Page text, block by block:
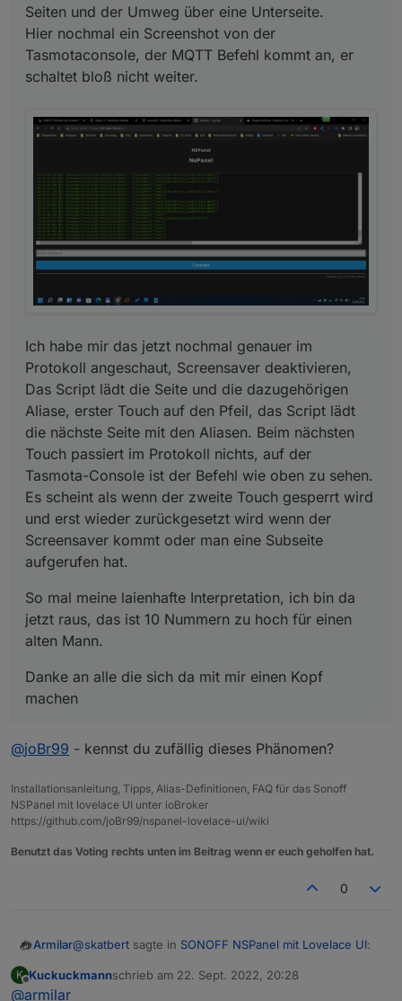
Seiten und der Umweg über eine Unterseite.
Hier nochmal ein Screenshot von der
Tasmotaconsole, der MQTT Befehl kommt an, er
schaltet bloß nicht weiter.
Ich habe mir das jetzt nochmal genauer im
Protokoll angeschaut, Screensaver deaktivieren,
Das Script lädt die Seite und die dazugehörigen
Aliase, erster Touch auf den Pfeil, das Script lädt
die nächste Seite mit den Aliasen. Beim nächsten
Touch passiert im Protokoll nichts, auf der
Tasmota-Console ist der Befehl wie oben zu sehen.
Es scheint als wenn der zweite Touch gesperrt wird
und erst wieder zurückgesetzt wird wenn der
Screensaver kommt oder man eine Subseite
aufgerufen hat.
So mal meine laienhafte Interpretation, ich bin da
jetzt raus, das ist 10 Nummern zu hoch für einen
alten Mann.
Danke an alle die sich da mit mir einen Kopf
machen
@joBr99 - kennst du zufällig dieses Phänomen?
Installationsanleitung, Tipps, Alias-Definitionen, FAQ für das Sonoff
NSPanel mit lovelace UI unter ioBroker
https://github.com/joBr99/nspanel-lovelace-ui/wiki
Benutzt das Voting rechts unten im Beitrag wenn er euch geholfen hat.
0
Armilar@skatbert sagte in SONOFF NSPanel mit Lovelace UI:
K
Offline
Kuckuckmannschrieb am 22. Sept. 2022, 20:28
zuletzt editiert von
@armilar